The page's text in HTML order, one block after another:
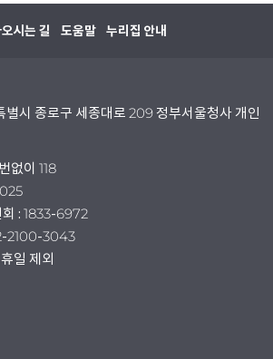
시는 길 도움말 누리집 안내
별시 종로구 세종대로 209 정부서울청사 개인
없이 118
: 1833-6972
2100-3043
일 제외